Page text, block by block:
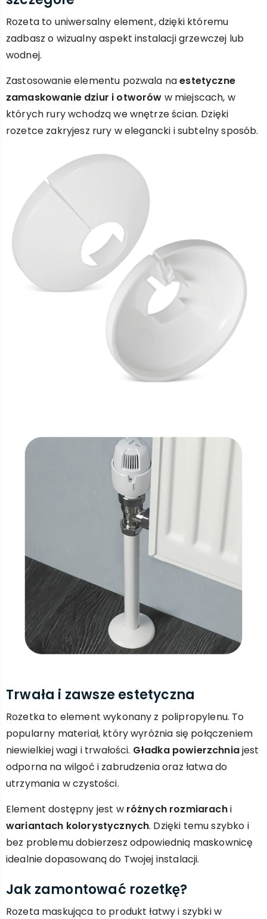
Rozeta to uniwersalny element, dzięki któremu
zadbasz o wizualny aspekt instalacji grzewczej lub
wodnej.
Zastosowanie elementu pozwala naestetyczne
zamaskowanie dziur i otworów w miejscach, w
których rury wchodzą we wnętrze ścian. Dzięki
rozetce zakryjesz rury w elegancki i subtelny sposób.
Trwała i zawsze estetyczna
Rozetka to element wykonany z polipropylenu. To
popularny materiał, który wyróżnia się połączeniem
niewielkiej wagi i trwałości. Gładka powierzchniajest
odporna na wilgoć i zabrudzenia oraz łatwa do
utrzymania w czystości.
Element dostępny jest w różnych rozmiarachi
wariantach kolorystycznych. Dzięki temu szybko i
bez problemu dobierzesz odpowiednią maskownicę
idealnie dopasowaną do Twojej instalacji.
Jak zamontować rozetkę?
Rozeta maskująca to produkt łatwy i szybki w